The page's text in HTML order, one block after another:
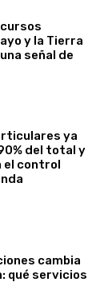
y la Tierra
señal de
ya
del total y
el control
cambia
qué servicios